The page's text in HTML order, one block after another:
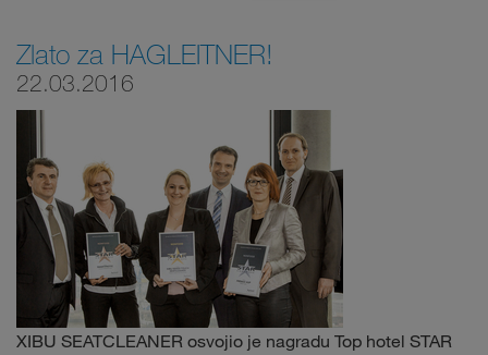
Zlato za HAGLEITNER!
22.03.2016
XIBU SEATCLEANER osvojio je nagradu Top hotel STAR